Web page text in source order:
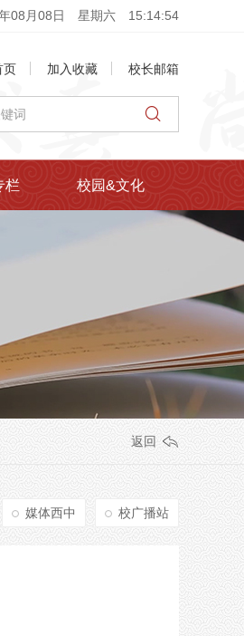
08月08日 星期六 15:14:56
页 加入收藏 校长邮箱
栏 校园&文化
返回
媒体西中 校广播站